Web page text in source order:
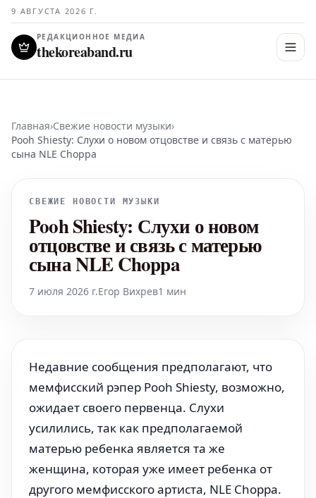
9 АВГУСТА 2026 Г.
РЕДАКЦИОННОЕ МЕДИА
thekoreaband.ru
Главная›Свежие новости музыки›
Pooh Shiesty: Слухи о новом отцовстве и связь с матерью
сына NLE Choppa
СВЕЖИЕ НОВОСТИ МУЗЫКИ
Pooh Shiesty: Слухи о новом
отцовстве и связь с матерью
сына NLE Choppa
7 июля 2026 г.Егор Вихрев1 мин
Недавние сообщения предполагают, что
мемфисский рэпер Pooh Shiesty, возможно,
ожидает своего первенца. Слухи
усилились, так как предполагаемой
матерью ребенка является та же
женщина, которая уже имеет ребенка от
другого мемфисского артиста, NLE Choppa.